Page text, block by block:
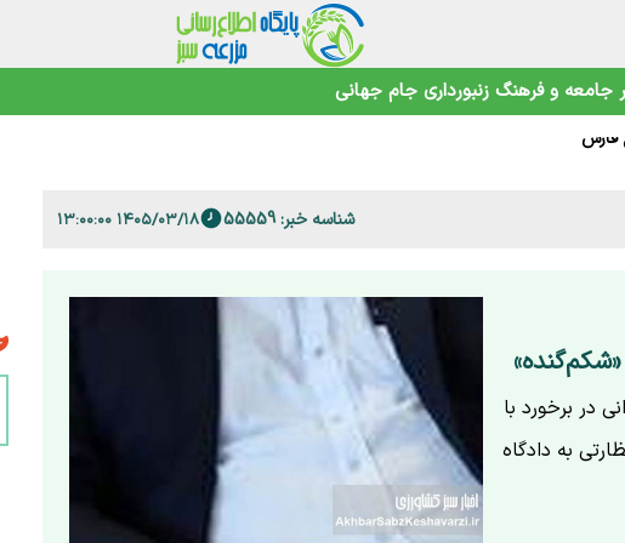
جامعه و فرهنگ زنبورداری جام جهانی
غذایی در عصر تغییرات اقلیمی
شناسه خبر: 55559 ۱۴۰۵/۰۳/۱۸ ۱۳:۰۰:۰۰
در برخورد با
به دادگاه